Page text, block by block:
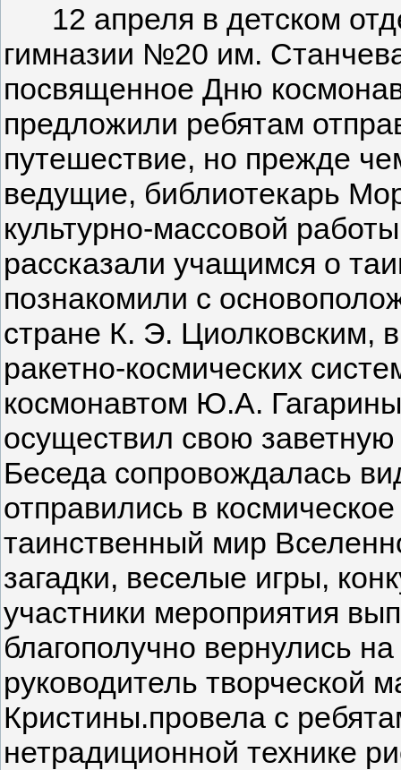
12 апреля в детском
гимназии №20 им.
посвященное Дню
предложили ребятам
путешествие, но прежде
ведущие, библиотекарь
культурно-массовой
рассказали учащимся о
познакомили с
стране К. Э. Циолковским,
ракетно-космических
космонавтом Ю.А.
осуществил свою заветную
Беседа сопровождалась
отправились в
таинственный мир
загадки, веселые игры,
участники мероприятия
благополучно вернулись
руководитель творческой
Кристины.провела с
нетрадиционной технике